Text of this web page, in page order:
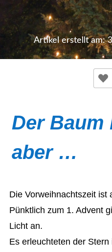
Artikel erstellt am:
Der Baum
aber …
Die Vorweihnachtszeit ist
Pünktlich zum 1. Advent
Licht an.
Es erleuchteten der